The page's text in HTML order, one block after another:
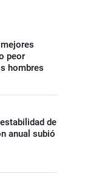
peor
hombres
de
anual subió